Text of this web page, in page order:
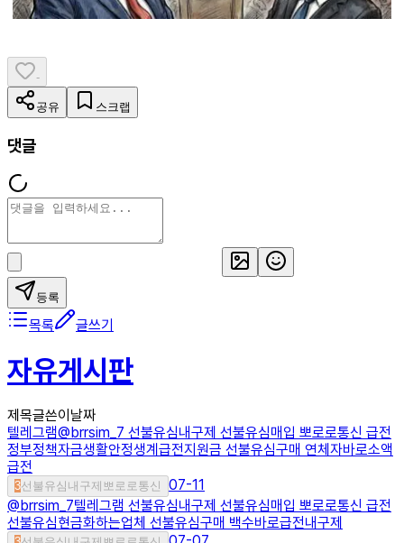
-
공유 스크랩
댓글
등록
목록 글쓰기
자유게시판
제목글쓴이 날짜
텔레그램@brrsim_7 선불유심내구제 선불유심매입 뽀로로통신 급전
정부정책자금생활안정생계급전지원금 선불유심구매 연체자바로소액
급전
3선불유심내구제뽀로로통신
07-11
@brrsim_7텔레그램 선불유심내구제 선불유심매입 뽀로로통신 급전
선불유심현금화하는업체 선불유심구매 백수바로급전내구제